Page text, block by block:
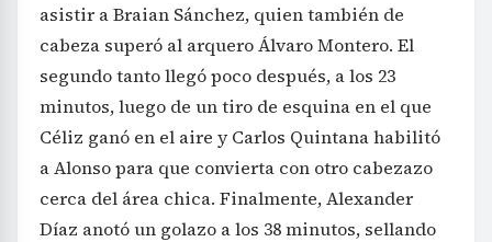
asistir a Braian Sánchez, quien también de
cabeza superó al arquero Álvaro Montero. El
segundo tanto llegó poco después, a los 23
minutos, luego de un tiro de esquina en el que
Céliz ganó en el aire y Carlos Quintana habilitó
a Alonso para que convierta con otro cabezazo
cerca del área chica. Finalmente, Alexander
Díaz anotó un golazo a los 38 minutos, sellando